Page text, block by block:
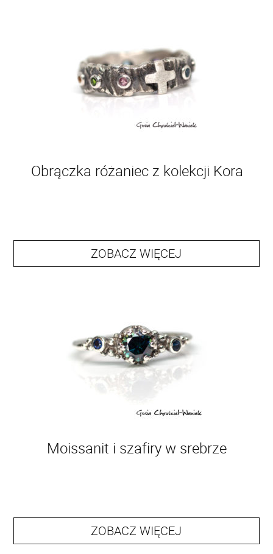
Obrączka różaniec z kolekcji Kora
ZOBACZ WIĘCEJ
Moissanit i szafiry w srebrze
ZOBACZ WIĘCEJ